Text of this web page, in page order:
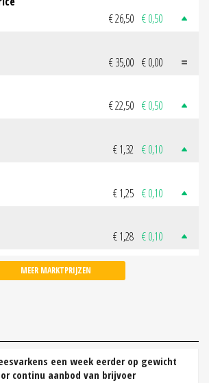
€ 26,50 € 0,50
€ 35,00 € 0,00
€ 22,50 € 0,50
€ 1,32 € 0,10
€ 1,25 € 0,10
€ 1,28 € 0,10
MEER MARKTPRIJZEN
een week eerder op gewicht
continu aanbod van brijvoer